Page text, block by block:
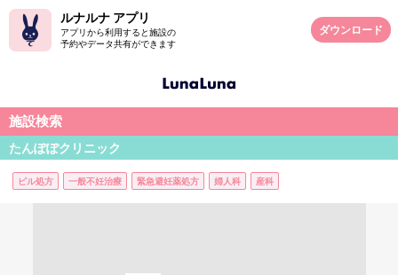
ルナルナ アプリ
アプリから利用すると施設の
予約やデータ共有ができます
ダウンロード
施設検索
たんぽぽクリニック
ピル処方 一般不妊治療 緊急避妊薬処方 婦人科 産科